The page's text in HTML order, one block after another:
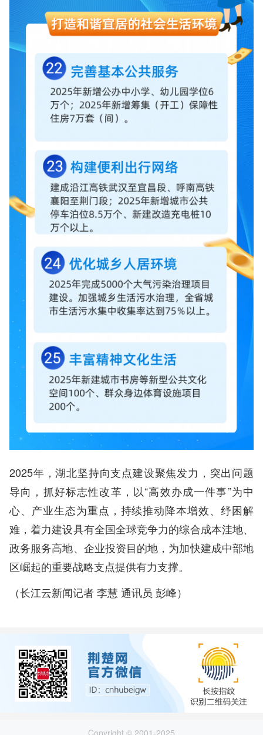
2025年，湖北坚持向支点建设聚焦发力，突出问题
导向，抓好标志性改革，以“高效办成一件事”为中
心、产业生态为重点，持续推动降本增效、纾困解
难，着力建设具有全国全球竞争力的综合成本洼地、
政务服务高地、企业投资目的地，为加快建成中部地
区崛起的重要战略支点提供有力支撑。
（长江云新闻记者 李慧 通讯员 彭峰）